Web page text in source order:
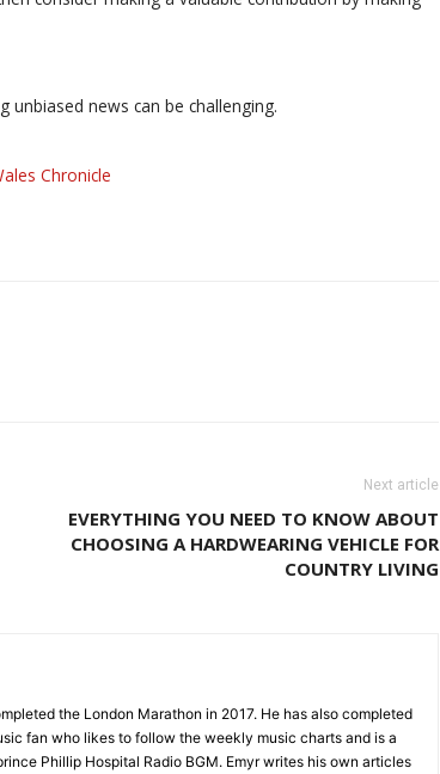
news can be challenging.
Chronicle
Next article
EVERYTHING YOU NEED TO KNOW ABOUT
CHOOSING A HARDWEARING VEHICLE FOR
COUNTRY LIVING
the London Marathon in 2017. He has also completed
fan who likes to follow the weekly music charts and is a
Phillip Hospital Radio BGM. Emyr writes his own articles